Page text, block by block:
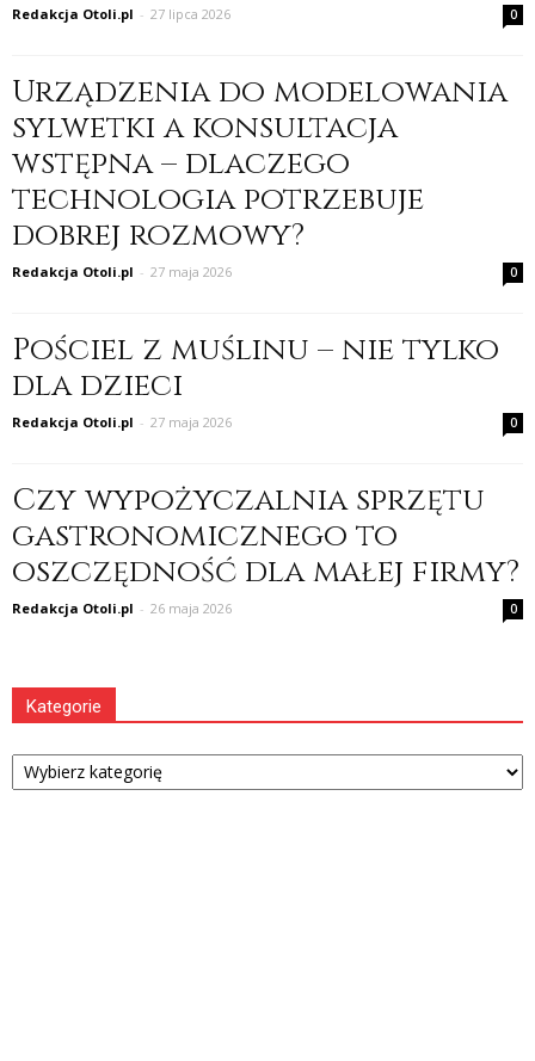
Redakcja Otoli.pl - 27 lipca 2026 0
Urządzenia do modelowania
sylwetki a konsultacja
wstępna – dlaczego
technologia potrzebuje
dobrej rozmowy?
Redakcja Otoli.pl - 27 maja 2026 0
Pościel z muślinu – nie tylko
dla dzieci
Redakcja Otoli.pl - 27 maja 2026 0
Czy wypożyczalnia sprzętu
gastronomicznego to
oszczędność dla małej firmy?
Redakcja Otoli.pl - 26 maja 2026 0
Kategorie
Kategorie